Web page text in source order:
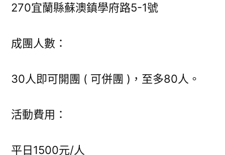
270宜蘭縣蘇澳鎮學府路5-1號
成團人數：
30人即可開團 ( 可併團 )，至多80人。
活動費用：
平日1500元/人